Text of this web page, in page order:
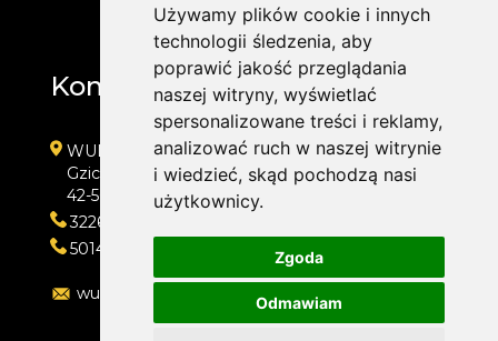
Używamy plików cookie i innych
technologii śledzenia, aby
poprawić jakość przeglądania
naszej witryny, wyświetlać
spersonalizowane treści i reklamy,
analizować ruch w naszej witrynie
i wiedzieć, skąd pochodzą nasi
użytkownicy.
Zgoda
Odmawiam
Kontakt
WULKAN-TOP Serwis Samochodowy
Gzichowska 108
42-504 Będzin
322692033
501410313
wulkan-top@wp.pl